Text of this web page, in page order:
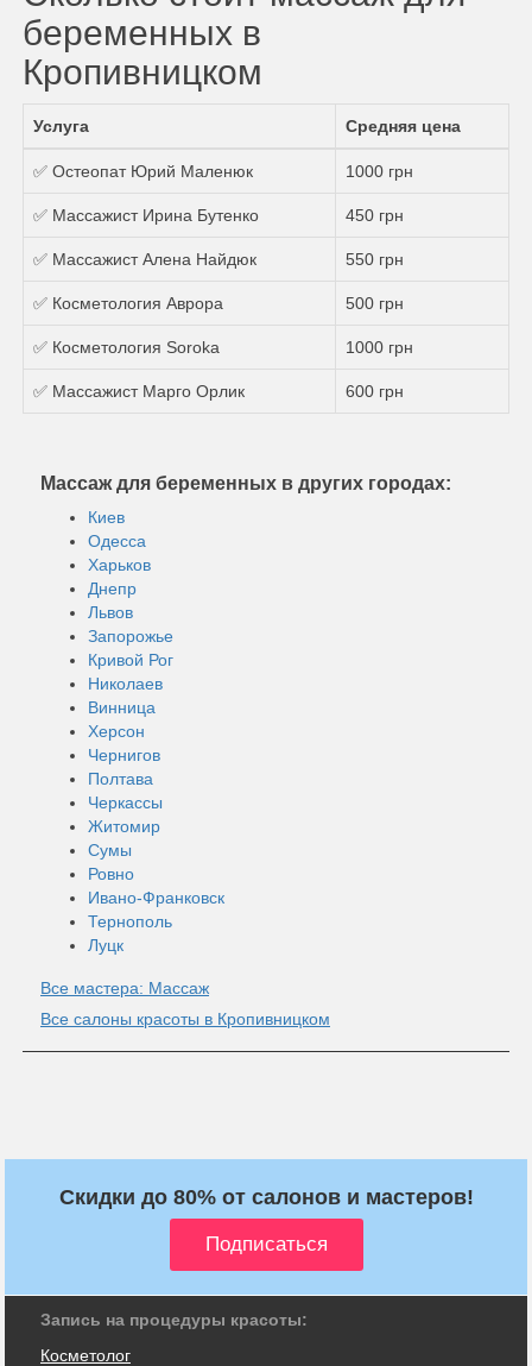
беременных в
Кропивницком
Услуга Средняя цена
✅ Остеопат Юрий Маленюк 1000 грн
✅ Массажист Ирина Бутенко 450 грн
✅ Массажист Алена Найдюк 550 грн
✅ Косметология Аврора 500 грн
✅ Косметология Soroka 1000 грн
✅ Массажист Марго Орлик 600 грн
Массаж для беременных в других городах:
Киев
Одесса
Харьков
Днепр
Львов
Запорожье
Кривой Рог
Николаев
Винница
Херсон
Чернигов
Полтава
Черкассы
Житомир
Сумы
Ровно
Ивано-Франковск
Тернополь
Луцк
Все мастера: Массаж
Все салоны красоты в Кропивницком
Скидки до 80% от салонов и мастеров!
Запись на процедуры красоты:
Косметолог